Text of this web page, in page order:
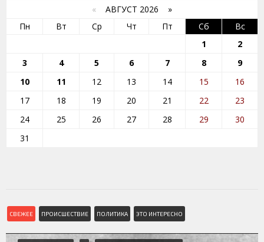
« АВГУСТ 2026 »
Пн
Вт Ср Чт Пт Сб
Вс
1
2
3
4 5 6 7 8
9
10
11 12 13 14 15
16
17
18 19 20 21 22
23
24
25 26 27 28 29
30
31
СВЕЖЕЕ ПРОИСШЕСТВИЕ ПОЛИТИКА ЭТО ИНТЕРЕСНО